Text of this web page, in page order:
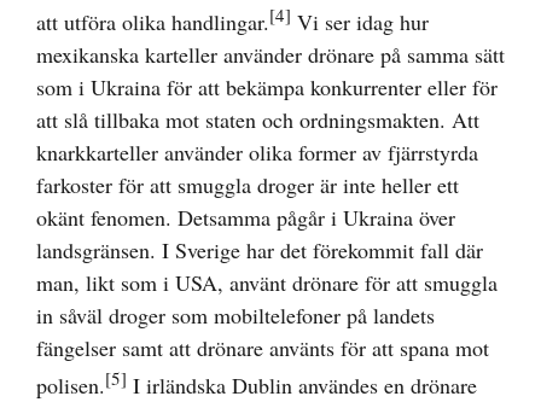
att utföra olika handlingar.[4] Vi ser idag hur
mexikanska karteller använder drönare på samma sätt
som i Ukraina för att bekämpa konkurrenter eller för
att slå tillbaka mot staten och ordningsmakten. Att
knarkkarteller använder olika former av fjärrstyrda
farkoster för att smuggla droger är inte heller ett
okänt fenomen. Detsamma pågår i Ukraina över
landsgränsen. I Sverige har det förekommit fall där
man, likt som i USA, använt drönare för att smuggla
in såväl droger som mobiltelefoner på landets
fängelser samt att drönare använts för att spana mot
polisen.[5] I irländska Dublin användes en drönare